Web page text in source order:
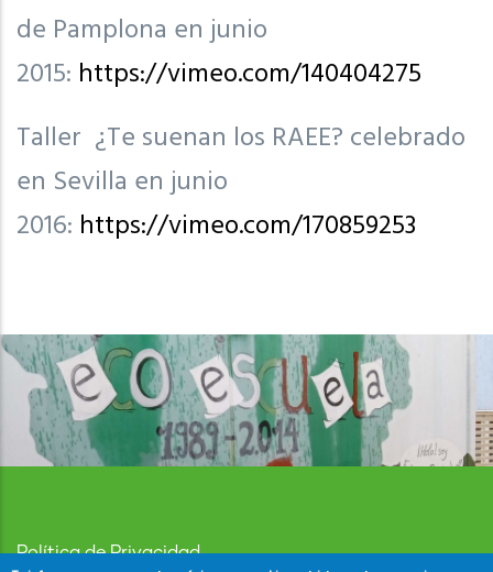
de Pamplona en junio
2015: https://vimeo.com/140404275
Taller ¿Te suenan los RAEE? celebrado
en Sevilla en junio
2016: https://vimeo.com/170859253
Política de Privacidad